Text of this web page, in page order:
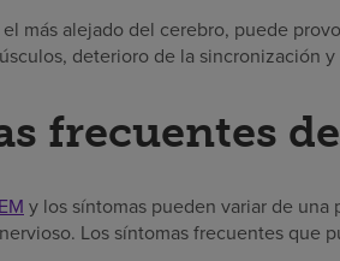
más alejado del cerebro, puede
deterioro de la sincronización
frecuentes
y los síntomas pueden variar de
Los síntomas frecuentes que